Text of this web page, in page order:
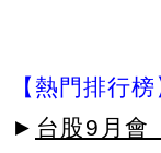
【熱門排行榜
► 台股9月會